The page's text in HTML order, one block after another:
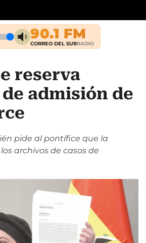
reserva
admisión de
pide al pontífice que la
archivos de casos de